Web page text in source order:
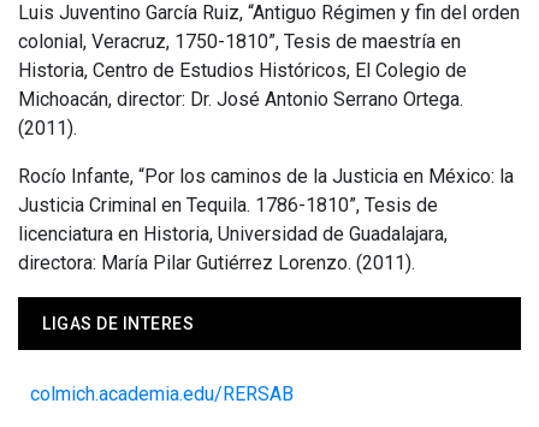
Luis Juventino García Ruiz, “Antiguo Régimen y fin del orden
colonial, Veracruz, 1750-1810”, Tesis de maestría en
Historia, Centro de Estudios Históricos, El Colegio de
Michoacán, director: Dr. José Antonio Serrano Ortega.
(2011).
Rocío Infante, “Por los caminos de la Justicia en México: la
Justicia Criminal en Tequila. 1786-1810”, Tesis de
licenciatura en Historia, Universidad de Guadalajara,
directora: María Pilar Gutiérrez Lorenzo. (2011).
LIGAS DE INTERES
colmich.academia.edu/RERSAB